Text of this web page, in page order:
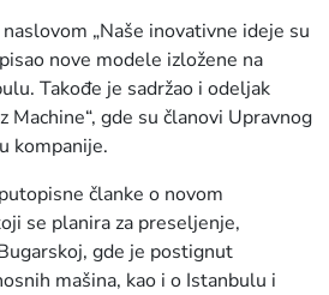
„Naše inovativne ideje su
nove modele izložene na
Takođe je sadržao i odeljak
Machine“, gde su članovi Upravnog
kompanije.
članke o novom
se planira za preseljenje,
gde je postignut
mašina, kao i o Istanbulu i